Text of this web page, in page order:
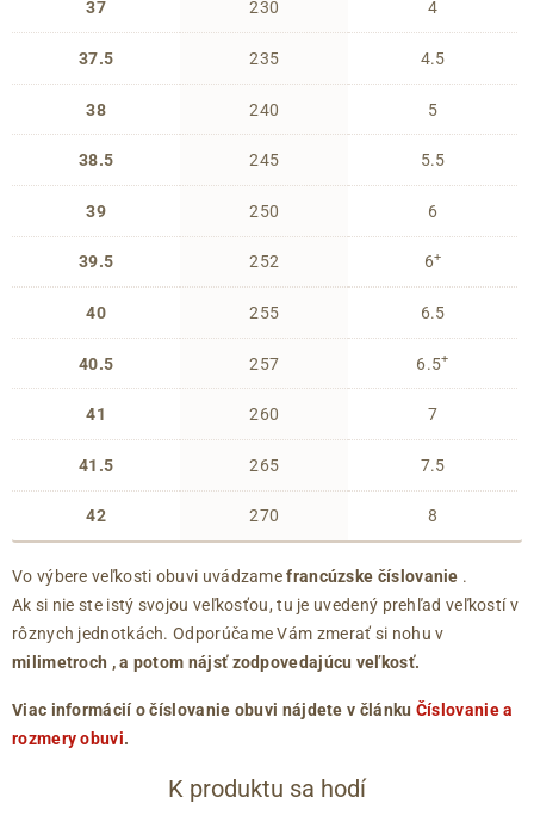
37
37.5
38
38.5
39
39.5
40
40.5
41
41.5
42
230
235
240
245
250
252
255
257
260
265
270
4
4.5
5
5.5
6
6+
6.5
6.5+
7
7.5
8
Vo výbere veľkosti obuvi uvádzamefrancúzske číslovanie .
Ak si nie ste istý svojou veľkosťou, tu je uvedený prehľad veľkostí v
rôznych jednotkách. Odporúčame Vám zmerať si nohu v
milimetroch , a potom nájsť zodpovedajúcu veľkosť.
Viac informácií o číslovanie obuvi nájdete v článku Číslovanie a
rozmery obuvi.
K produktu sa hodí